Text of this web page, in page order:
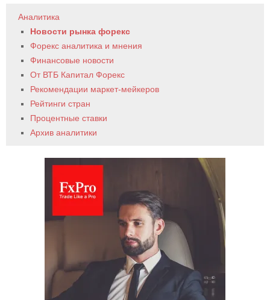
Аналитика
Новости рынка форекс
Форекс аналитика и мнения
Финансовые новости
От ВТБ Капитал Форекс
Рекомендации маркет-мейкеров
Рейтинги стран
Процентные ставки
Архив аналитики